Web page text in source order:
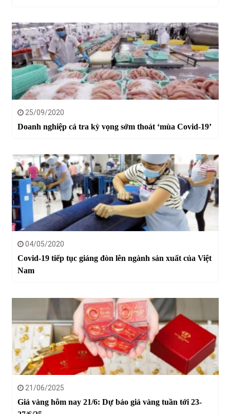
25/09/2020
Doanh nghiệp cá tra kỳ vọng sớm thoát ‘mùa Covid-19’
04/05/2020
Covid-19 tiếp tục giáng đòn lên ngành sản xuất của Việt
Nam
21/06/2025
Giá vàng hôm nay 21/6: Dự báo giá vàng tuần tới 23-